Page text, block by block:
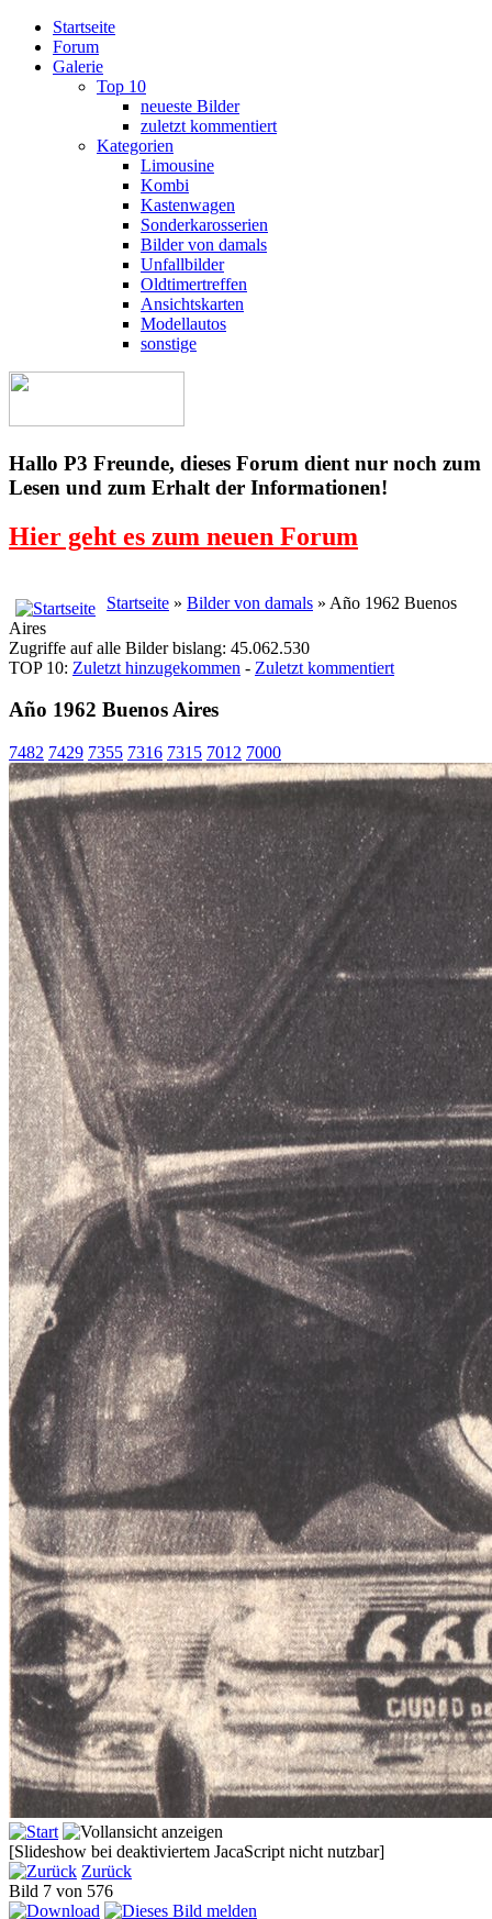
Startseite
Forum
Galerie
Top 10
neueste Bilder
zuletzt kommentiert
Kategorien
Limousine
Kombi
Kastenwagen
Sonderkarosserien
Bilder von damals
Unfallbilder
Oldtimertreffen
Ansichtskarten
Modellautos
sonstige
Hallo P3 Freunde, dieses Forum dient nur noch zum
Lesen und zum Erhalt der Informationen!
Hier geht es zum neuen Forum
Startseite » Bilder von damals » Año 1962 Buenos
Aires
Zugriffe auf alle Bilder bislang: 45.062.530
TOP 10: Zuletzt hinzugekommen - Zuletzt kommentiert
Año 1962 Buenos Aires
7482 7429 7355 7316 7315 7012 7000
[Slideshow bei deaktiviertem JacaScript nicht nutzbar]
Zurück
Bild 7 von 576